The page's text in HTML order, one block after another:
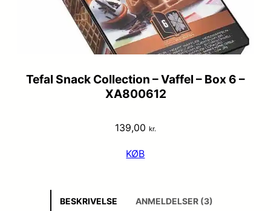
Tefal Snack Collection – Vaffel – Box 6 –
XA800612
139,00 kr.
KØB
BESKRIVELSE ANMELDELSER (3)